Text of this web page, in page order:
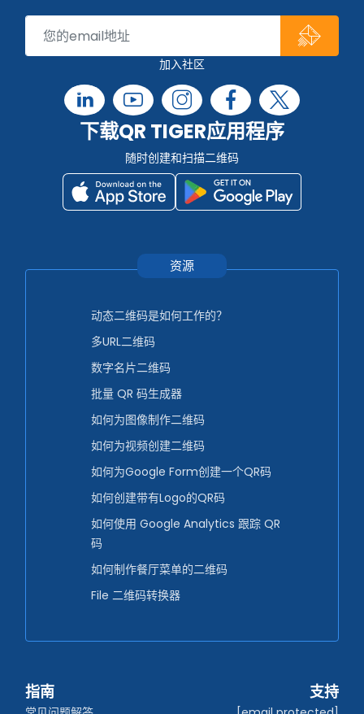
加入社区
下载QR TIGER应用程序
随时创建和扫描二维码
资源
动态二维码是如何工作的？
多URL二维码
数字名片二维码
批量 QR 码生成器
如何为图像制作二维码
如何为视频创建二维码
如何为Google Form创建一个QR码
如何创建带有Logo的QR码
如何使用 Google Analytics 跟踪 QR
码
如何制作餐厅菜单的二维码
File 二维码转换器
指南 支持